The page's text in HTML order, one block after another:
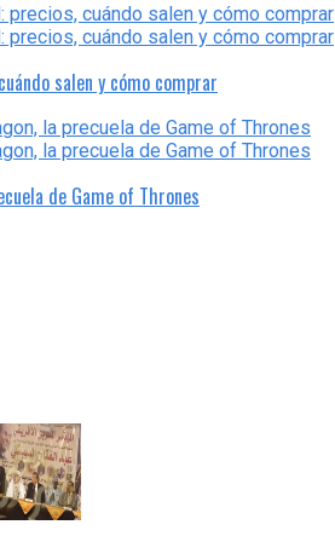
salen y cómo comprar
de Game of Thrones